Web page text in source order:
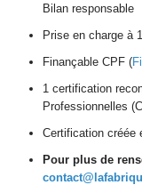
Bilan responsable
Prise en charge à
Finançable CPF (
1 certification
Professionnelles
Certification créée
Pour plus de